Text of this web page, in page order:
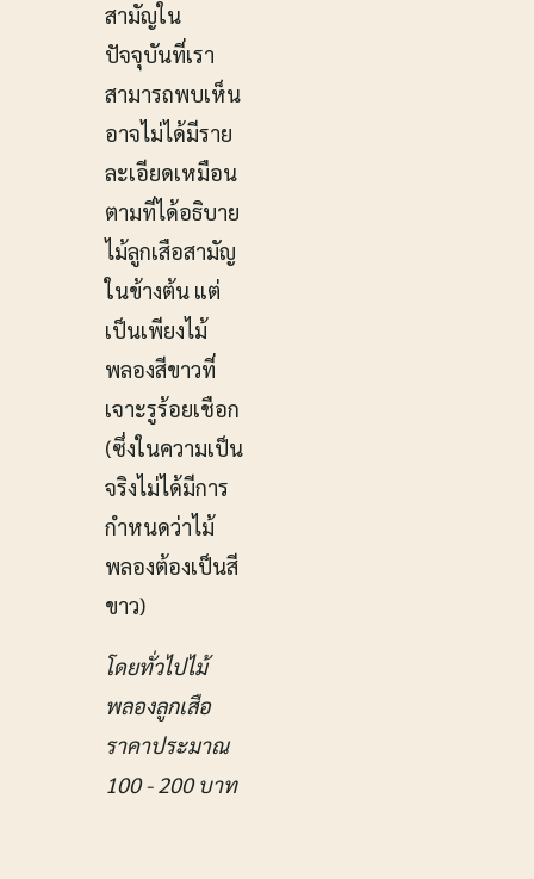
สามัญใน
ปัจจุบันที่เรา
สามารถพบเห็น
อาจไม่ได้มีราย
ละเอียดเหมือน
ตามที่ได้อธิบาย
ไม้ลูกเสือสามัญ
ในข้างต้น แต่
เป็นเพียงไม้
พลองสีขาวที่
เจาะรูร้อยเชือก
(ซึ่งในความเป็น
จริงไม่ได้มีการ
กำหนดว่าไม้
พลองต้องเป็นสี
ขาว)
โดยทั่วไปไม้
พลองลูกเสือ
ราคาประมาณ
100 - 200 บาท